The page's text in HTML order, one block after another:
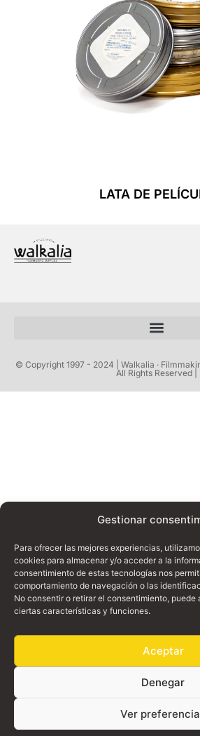
Gestionar
Para ofrecer las mejores experiencias,
cookies para almacenar y/o acceder a la
consentimiento de estas tecnologías nos
comportamiento de navegación o las
No consentir o retirar el consentimiento,
ciertas características y funciones.
Aceptar
Denegar
Ver
LATA DE
© Copyright 1997 - 2024 | Walkalia ·
All Rights Reserved |